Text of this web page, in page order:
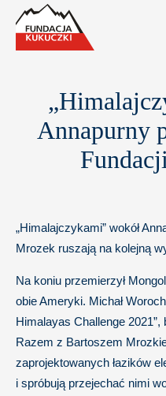
Annapurny
„Himalajczykami” wokół
Mrozek ruszają na kolejną
Na koniu przemierzył
obie Ameryki. Michał
Himalayas Challenge
Razem z Bartoszem
zaprojektowanych łazików
i spróbują przejechać nimi